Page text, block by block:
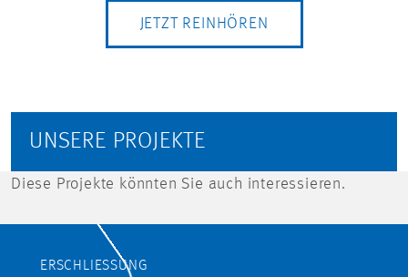
JETZT REINHÖREN
UNSERE PROJEKTE
Diese Projekte könnten Sie auch interessieren.
ERSCHLIESSUNG